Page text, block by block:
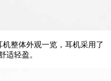
整体外观一览，耳机采用了
适轻盈。